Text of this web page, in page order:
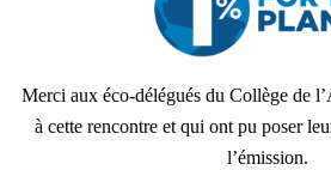
Merci aux éco-délégués du Collège de
à cette rencontre et qui ont pu poser
l’émission.